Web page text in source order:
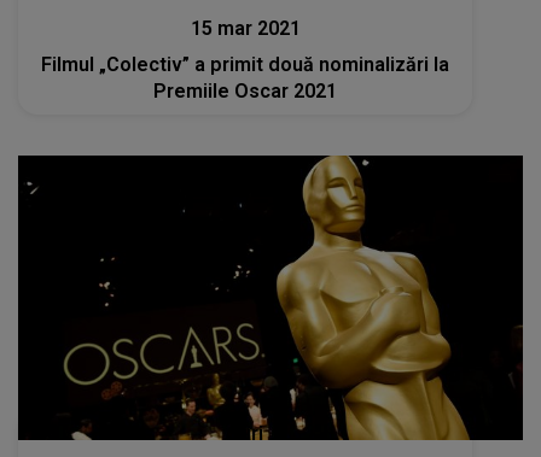
15 mar 2021
Filmul „Colectiv” a primit două nominalizări la
Premiile Oscar 2021
Stiri